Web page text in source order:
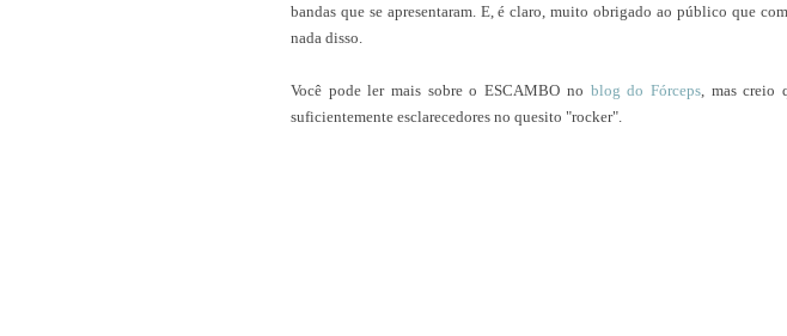
bandas que se apresentaram. E, é claro, muito obrigado ao público que
nada disso.
Você pode ler mais sobre o ESCAMBO no blog do Fórceps, mas creio
suficientemente esclarecedores no quesito "rocker".